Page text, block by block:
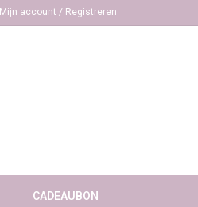
Mijn account / Registreren
CADEAUBON